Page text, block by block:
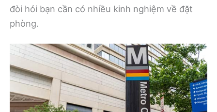
đòi hỏi bạn cần có nhiều kinh nghiệm về đặt
phòng.